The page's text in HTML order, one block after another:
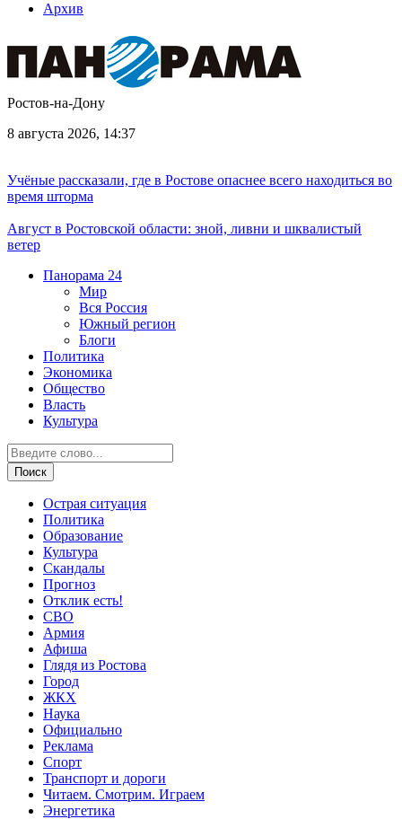
Архив
Ростов-на-Дону
8 августа 2026, 14:37
Учёные рассказали, где в Ростове опаснее всего находиться во
время шторма
Август в Ростовской области: зной, ливни и шквалистый
ветер
Панорама 24
Мир
Вся Россия
Южный регион
Блоги
Политика
Экономика
Общество
Власть
Культура
Острая ситуация
Политика
Образование
Культура
Скандалы
Прогноз
Отклик есть!
СВО
Армия
Афиша
Глядя из Ростова
Город
ЖКХ
Наука
Официально
Реклама
Спорт
Транспорт и дороги
Читаем. Смотрим. Играем
Энергетика